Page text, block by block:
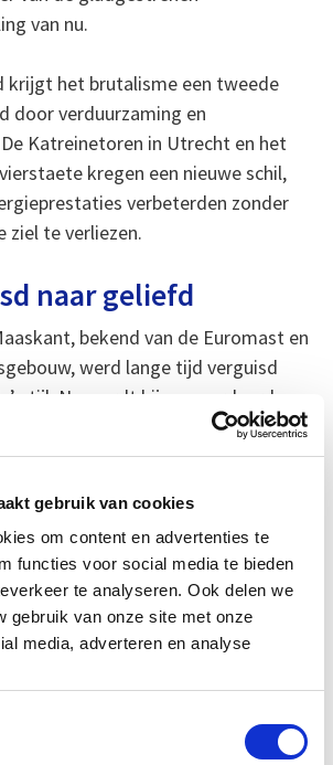
gebruik van cookies
om content en advertenties te
functies voor social media te bieden
te analyseren. Ook delen we
gebruik van onze site met onze
media, adverteren en analyse
van nu.
krijgt het brutalisme een tweede
door verduurzaming en
Katreinetoren in Utrecht en het
kregen een nieuwe schil,
verbeterden zonder
ziel te verliezen.
naar geliefd
bekend van de Euromast en
werd lange tijd verguisd
stijl. Nu wordt hij gewaardeerd om
Zijn brutalistische kantoorgebouw in
een schoolvoorbeeld: glamoureus,
– en krijgt meer bezoekers dan
als aanjager, en duurzaamheid als
dus allesbehalve een stijl
leven.